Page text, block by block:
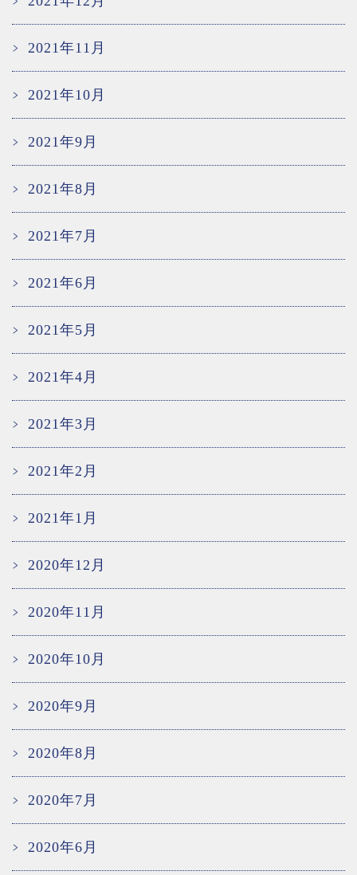
2021年11月
2021年10月
2021年9月
2021年8月
2021年7月
2021年6月
2021年5月
2021年4月
2021年3月
2021年2月
2021年1月
2020年12月
2020年11月
2020年10月
2020年9月
2020年8月
2020年7月
2020年6月